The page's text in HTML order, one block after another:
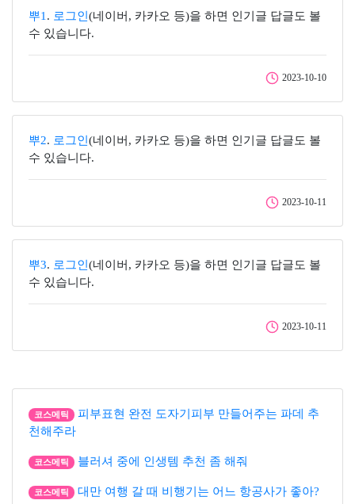
뿌1 . 로그인 (네이버, 카카오 등)을 하면 인기글 답글도 볼
수 있습니다.
2023-10-10
뿌2. 로그인 (네이버, 카카오 등)을 하면 인기글 답글도 볼
수 있습니다.
2023-10-11
뿌3. 로그인 (네이버, 카카오 등)을 하면 인기글 답글도 볼
수 있습니다.
2023-10-11
코스메틱
피부표현 완전 도자기피부 만들어주는 파데 추
천해주라
코스메틱 블러셔 중에 인생템 추천 좀 해줘
코스메틱 대만 여행 갈 때 비행기는 어느 항공사가 좋아?